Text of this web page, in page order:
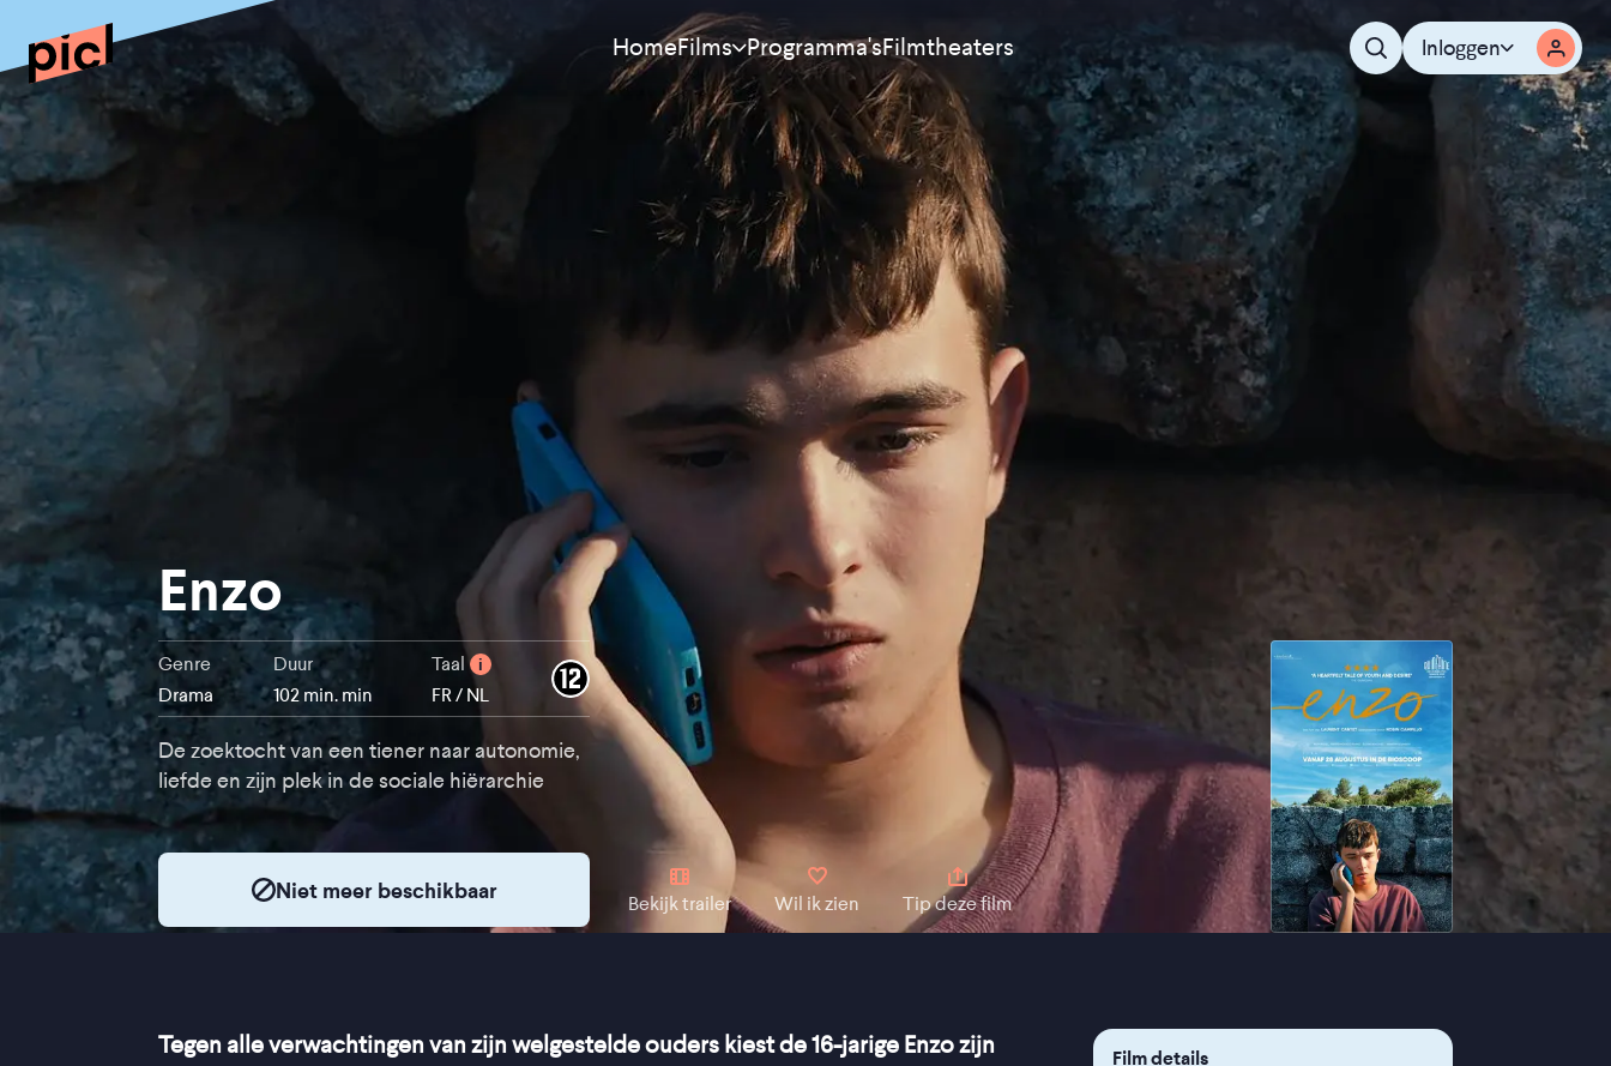
HomeFilms
Meest bekeken
Aanraders
Alle films
Programma'sFilmtheaters Inloggen
Enzo
Genre
Drama
Duur
102 min. min
Taal i
FR / NL
De zoektocht van een tiener naar autonomie,
liefde en zijn plek in de sociale hiërarchie
Niet meer beschikbaar
Bekijk trailer Wil ik zien Tip deze film
Tegen alle verwachtingen van zijn welgestelde ouders kiest de 16-jarige Enzo zijn
Film details